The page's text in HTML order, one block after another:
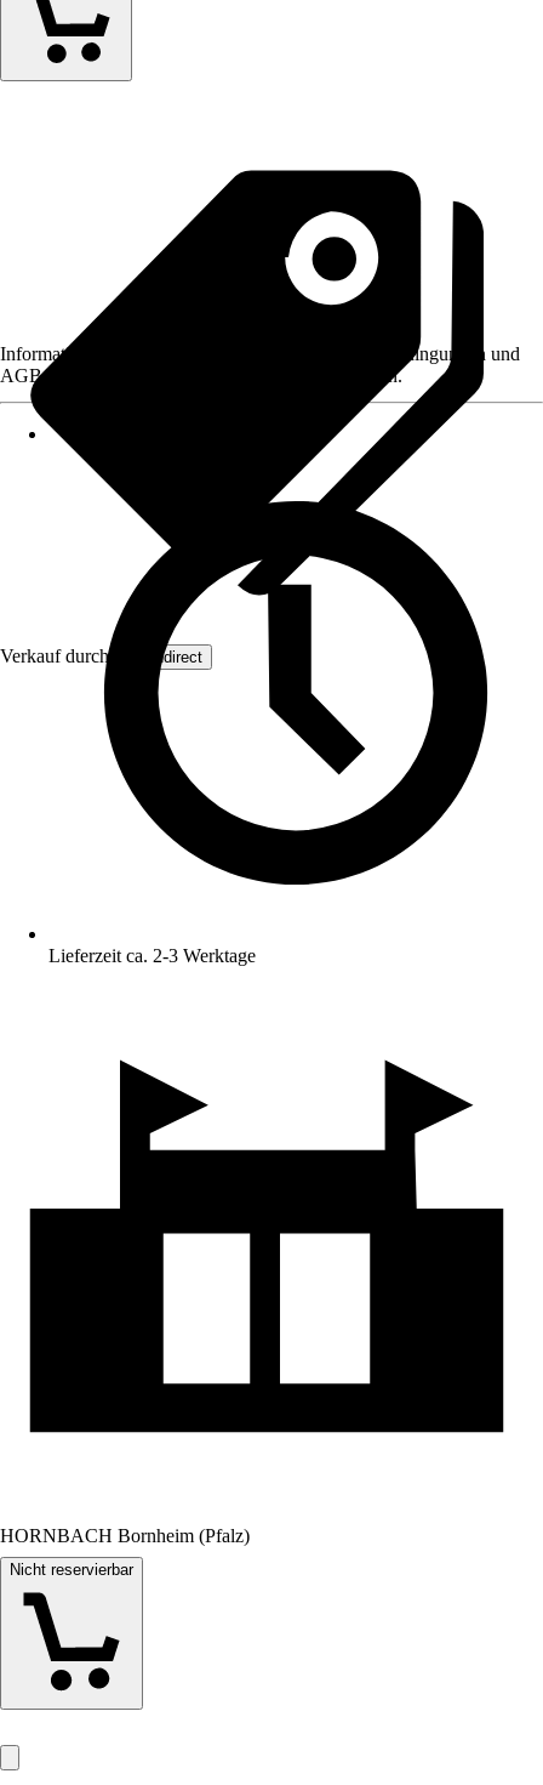
Verkauf durch: Wohndirect
Informationen des Verkäufers, wie z. B. Rückgabebedingungen und
AGB, finden Sie bei Klick auf den Verkäufernamen.
Lieferzeit ca. 2-3 Werktage
HORNBACH Bornheim (Pfalz)
Nicht reservierbar